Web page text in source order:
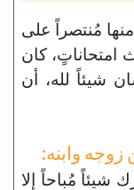
مُنتصراً على
امتحاناتٍ، كان
شيئاً لله، أن
زوجه وابنه:
شيئاً مُباحاً إلا